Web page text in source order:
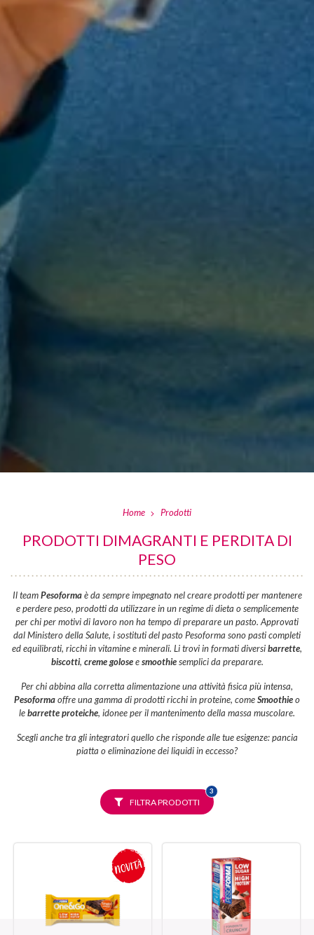
Home Prodotti
PRODOTTI DIMAGRANTI E PERDITA DI
PESO
Il teamPesoformaè da sempre impegnato nel creare prodotti per mantenere
e perdere peso, prodotti da utilizzare in un regime di dieta o semplicemente
per chi per motivi di lavoro non ha tempo di preparare un pasto. Approvati
dal Ministero della Salute, i sostituti del pasto Pesoforma sono pasti completi
ed equilibrati, ricchi in vitamine e minerali. Li trovi in formati diversibarrette,
biscotti, creme goloseesmoothiesemplici da preparare.
Per chi abbina alla corretta alimentazione una attività fisica più intensa,
Pesoformaoffre una gamma di prodotti ricchi in proteine, comeSmoothieo
lebarrette proteiche, idonee per il mantenimento della massa muscolare.
Scegli anche tra gli integratori quello che risponde alle tue esigenze: pancia
piatta o eliminazione dei liquidi in eccesso?
FILTRA PRODOTTI
3FILTRI
SELEZIONATI